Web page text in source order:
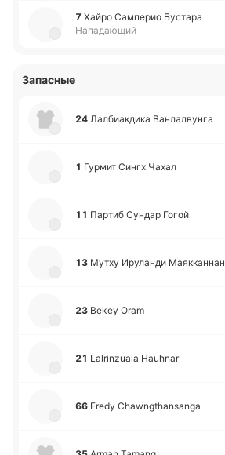
7 Хайро Са­мпе­рио Бу­ста­ра
Нападающий
Запасные
24 Ла­лбиа­кди­ка Ва­нла­лву­нга
1 Гурмит Сингх Чахал
11 Партиб Сундар Гогой
13 Мутху Иру­ла­нди Мая­кка­ннан
23 Bekey Oram
21 Lalrinzuala Hauhnar
66 Fredy Chawngthansanga